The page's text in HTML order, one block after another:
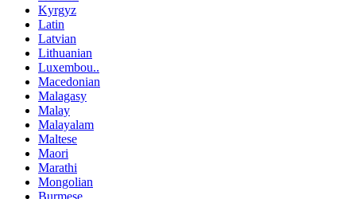
Kyrgyz
Latin
Latvian
Lithuanian
Luxembou..
Macedonian
Malagasy
Malay
Malayalam
Maltese
Maori
Marathi
Mongolian
Burmese